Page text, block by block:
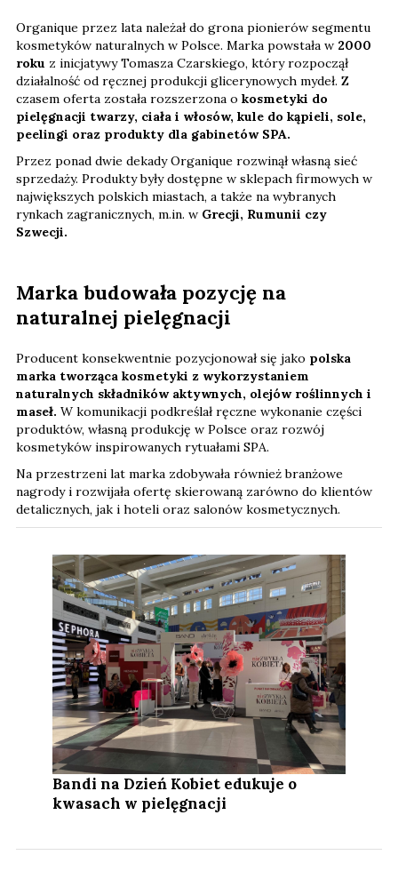
Organique przez lata należał do grona pionierów segmentu
kosmetyków naturalnych w Polsce. Marka powstała w 2000
roku z inicjatywy Tomasza Czarskiego, który rozpoczął
działalność od ręcznej produkcji glicerynowych mydeł. Z
czasem oferta została rozszerzona o kosmetyki do
pielęgnacji twarzy, ciała i włosów, kule do kąpieli, sole,
peelingi oraz produkty dla gabinetów SPA.
Przez ponad dwie dekady Organique rozwinął własną sieć
sprzedaży. Produkty były dostępne w sklepach firmowych w
największych polskich miastach, a także na wybranych
rynkach zagranicznych, m.in. w Grecji, Rumunii czy
Szwecji.
Marka budowała pozycję na
naturalnej pielęgnacji
Producent konsekwentnie pozycjonował się jako polska
marka tworząca kosmetyki z wykorzystaniem
naturalnych składników aktywnych, olejów roślinnych i
maseł. W komunikacji podkreślał ręczne wykonanie części
produktów, własną produkcję w Polsce oraz rozwój
kosmetyków inspirowanych rytuałami SPA.
Na przestrzeni lat marka zdobywała również branżowe
nagrody i rozwijała ofertę skierowaną zarówno do klientów
detalicznych, jak i hoteli oraz salonów kosmetycznych.
Bandi na Dzień Kobiet edukuje o
kwasach w pielęgnacji